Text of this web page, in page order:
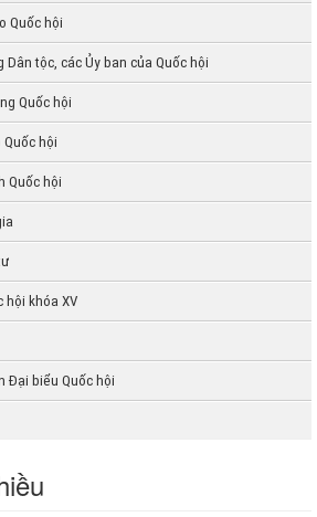
Quốc hội
tộc, các Ủy ban của Quốc hội
Quốc hội
hội
Quốc hội
hội khóa XV
Đại biểu Quốc hội